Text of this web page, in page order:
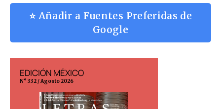
⭐ Añadir a Fuentes Preferidas de
Google
EDICIÓN MÉXICO
N° 332 / Agosto 2026